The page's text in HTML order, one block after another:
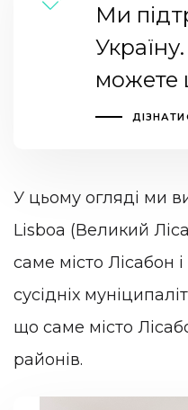
Ми
можете
У цьому огляді ми
Lisboa (Великий
саме місто Лісабон
сусідніх
що саме місто
районів.